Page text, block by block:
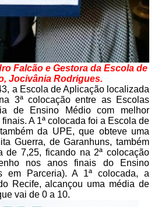
Falcão e Gestora da Escola de
Jocivânia Rodrigues.
a Escola de Aplicação localizada
3ª colocação entre as Escolas
de Ensino Médio com melhor
A 1ª colocada foi a Escola de
da UPE, que obteve uma
Guerra, de Garanhuns, também
de 7,25, ficando na 2ª colocação
nos anos finais do Ensino
em Parceria). A 1ª colocada, a
Recife, alcançou uma média de
vai de 0 a 10.